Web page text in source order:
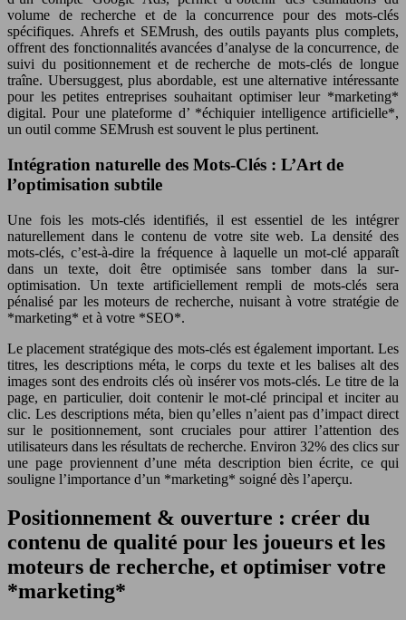
volume de recherche et de la concurrence pour des mots-clés
spécifiques. Ahrefs et SEMrush, des outils payants plus complets,
offrent des fonctionnalités avancées d’analyse de la concurrence, de
suivi du positionnement et de recherche de mots-clés de longue
traîne. Ubersuggest, plus abordable, est une alternative intéressante
pour les petites entreprises souhaitant optimiser leur *marketing*
digital. Pour une plateforme d’ *échiquier intelligence artificielle*,
un outil comme SEMrush est souvent le plus pertinent.
Intégration naturelle des Mots-Clés : L’Art de
l’optimisation subtile
Une fois les mots-clés identifiés, il est essentiel de les intégrer
naturellement dans le contenu de votre site web. La densité des
mots-clés, c’est-à-dire la fréquence à laquelle un mot-clé apparaît
dans un texte, doit être optimisée sans tomber dans la sur-
optimisation. Un texte artificiellement rempli de mots-clés sera
pénalisé par les moteurs de recherche, nuisant à votre stratégie de
*marketing* et à votre *SEO*.
Le placement stratégique des mots-clés est également important. Les
titres, les descriptions méta, le corps du texte et les balises alt des
images sont des endroits clés où insérer vos mots-clés. Le titre de la
page, en particulier, doit contenir le mot-clé principal et inciter au
clic. Les descriptions méta, bien qu’elles n’aient pas d’impact direct
sur le positionnement, sont cruciales pour attirer l’attention des
utilisateurs dans les résultats de recherche. Environ 32% des clics sur
une page proviennent d’une méta description bien écrite, ce qui
souligne l’importance d’un *marketing* soigné dès l’aperçu.
Positionnement & ouverture : créer du
contenu de qualité pour les joueurs et les
moteurs de recherche, et optimiser votre
*marketing*